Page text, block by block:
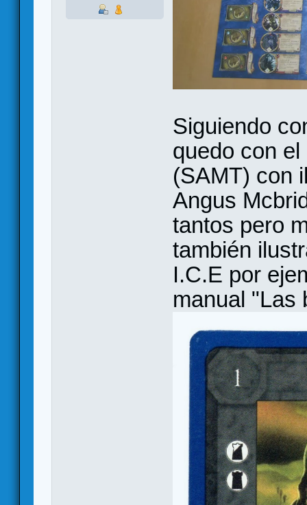
Siguiendo
quedo con
(SAMT) con
Angus
tantos pero
también
I.C.E por
manual "Las